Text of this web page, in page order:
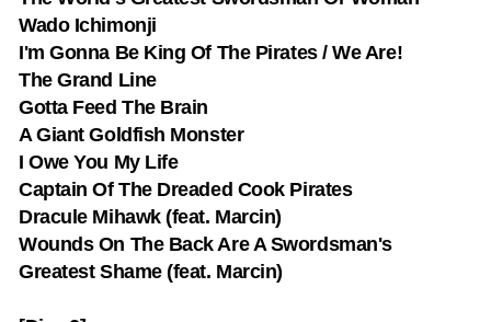
Wado Ichimonji
I'm Gonna Be King Of The Pirates / We Are!
The Grand Line
Gotta Feed The Brain
A Giant Goldfish Monster
I Owe You My Life
Captain Of The Dreaded Cook Pirates
Dracule Mihawk (feat. Marcin)
Wounds On The Back Are A Swordsman's
Greatest Shame (feat. Marcin)